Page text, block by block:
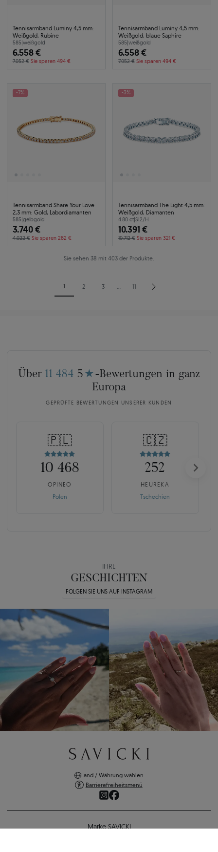
Tennisarmband Luminy 4,5 mm:
Weißgold, Rubine
585|weißgold
6.558 €
7.052 € Sie sparen 494 €
Tennisarmband Luminy 4,5 mm:
Weißgold, blaue Saphire
585|weißgold
6.558 €
7.052 € Sie sparen 494 €
-7%
Tennisarmband Share Your Love
2,3 mm: Gold, Labordiamanten
585|gelbgold
3.740 €
4.022 € Sie sparen 282 €
-3%
Tennisarmband The Light 4,5 mm:
Weißgold, Diamanten
4.80 ct|SI2/H
10.391 €
10.712 € Sie sparen 321 €
Sie sehen 38 mit 403 der Produkte.
1 2 3 … 11
Über 11 484 5 ★ -Bewertungen in ganz
Europa
GEPRÜFTE BEWERTUNGEN UNSERER KUNDEN
🇵🇱
10 468
OPINEO
Polen
🇨🇿
252
HEUREKA
Tschechien
IHRE
GESCHICHTEN
FOLGEN SIE UNS AUF INSTAGRAM
Land / Währung wählen
Barrierefreiheitsmenü
Marke SAVICKI